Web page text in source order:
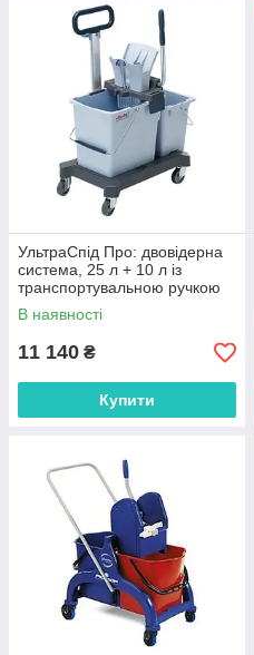
УльтраСпід Про: двовідерна
система, 25 л + 10 л із
транспортувальною ручкою
В наявності
11 140 ₴
Купити